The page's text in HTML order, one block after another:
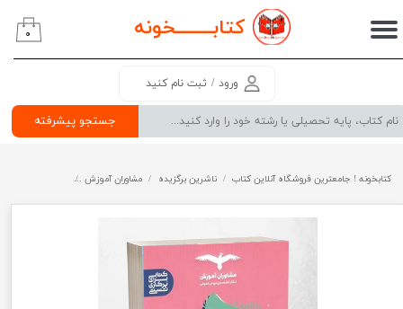
کتابــــــــخونه
جستجو پیشرفته
ورود / ثبت نام کنید
حساب کاربری من
سفارشات
۰
کتابخونه ! جامعترین فروشگاه آنلاین کتاب ناشرین برگزیده مشاوران آموزش